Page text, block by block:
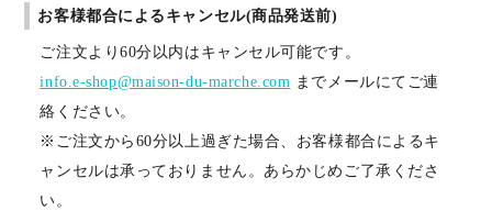
お客様都合によるキャンセル(商品発送前)
ご注文より60分以内はキャンセル可能です。
info.e-shop@maison-du-marche.com までメールにてご連
絡ください。
※ご注文から60分以上過ぎた場合、お客様都合によるキ
ャンセルは承っておりません。あらかじめご了承くださ
い。